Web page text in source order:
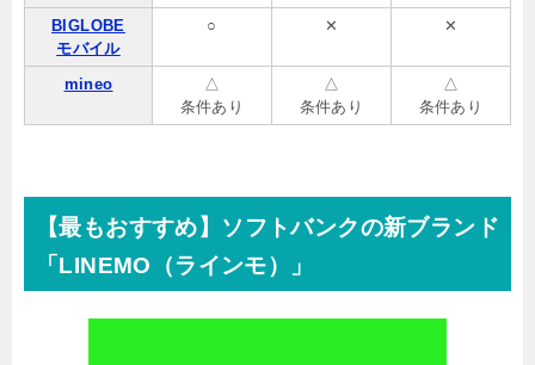
BIGLOBE
モバイル
○ ✕ ✕
mineo
△
条件あり
△
条件あり
△
条件あり
【最もおすすめ】ソフトバンクの新ブランド
「LINEMO（ラインモ）」